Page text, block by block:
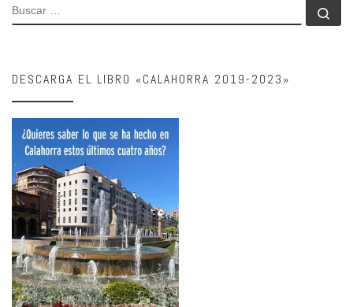
BUSCAR
DESCARGA EL LIBRO «CALAHORRA 2019-2023»